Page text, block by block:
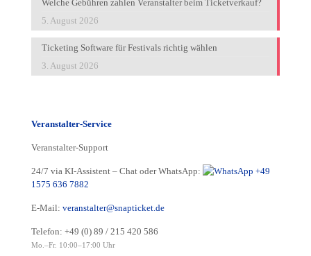
Welche Gebühren zahlen Veranstalter beim Ticketverkauf?
5. August 2026
Ticketing Software für Festivals richtig wählen
3. August 2026
Veranstalter-Service
Veranstalter-Support
24/7 via KI-Assistent – Chat oder WhatsApp:
+49
1575 636 7882
E-Mail: veranstalter@snapticket.de
Telefon: +49 (0) 89 / 215 420 586
Mo.–Fr. 10:00–17:00 Uhr